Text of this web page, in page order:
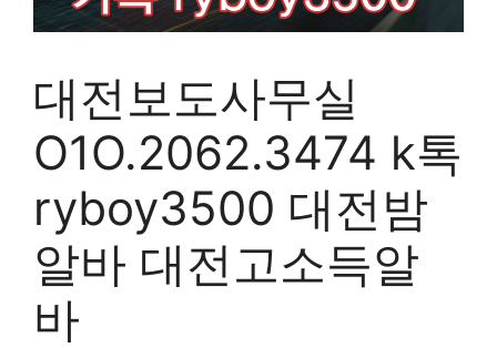
대전보도사무실
O1O.2062.3474 k톡
ryboy3500 대전밤
알바 대전고소득알
바